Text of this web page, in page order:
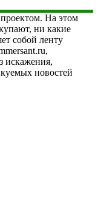
На этом
ни какие
собой ленту
искажения,
новостей